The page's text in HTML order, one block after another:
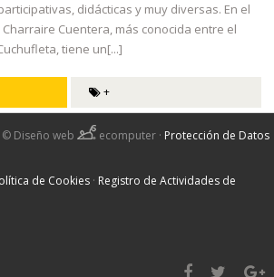
didácticas y muy diversas. En el
Cuentera, más conocida entre el
tiene un[...]
+
© Diseño web ecomputer · Protección de Datos
de Cookies · Registro de Actividades de